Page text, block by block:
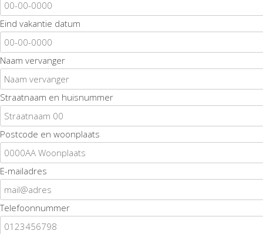
Eind vakantie datum
Naam vervanger
Straatnaam en huisnummer
Postcode en woonplaats
E-mailadres
Telefoonnummer